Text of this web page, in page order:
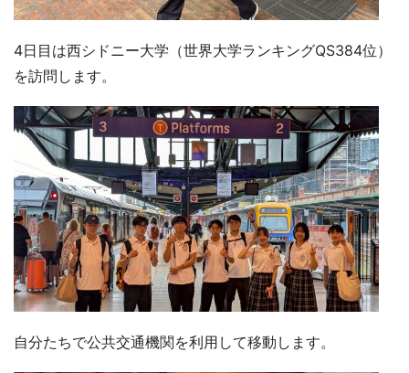
4日目は西シドニー大学（世界大学ランキングQS384位）
を訪問します。
自分たちで公共交通機関を利用して移動します。